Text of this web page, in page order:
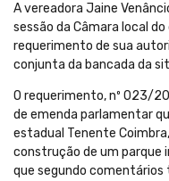
A vereadora Jaine
sessão da Câmara local
requerimento de sua
conjunta da bancada da
O requerimento, nº 023/
de emenda parlamentar
estadual Tenente
construção de um parque
que segundo comentários